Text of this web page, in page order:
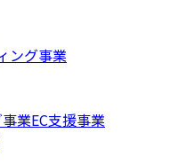
ング事業
業EC支援事業